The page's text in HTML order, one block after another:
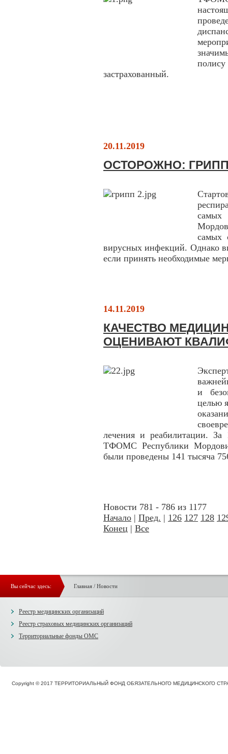
застрахованный.
20.11.2019
ОСТОРОЖНО:
самых
вирусных инфекций. Однако
если принять необходимые
14.11.2019
КАЧЕСТВО
ОЦЕНИВАЮТ
и
целью
лечения и реабилитации. За
ТФОМС Республики
были проведены 141 тысяча
Новости 781 - 786 из 1177
Начало | Пред. | 126 127 128
Конец | Все
Вы сейчас здесь: Главная/ Новости
Реестр медицинских организаций
Реестр страховых медицинских организаций
Территориальные фонды ОМС
Copyright © 2017 ТЕРРИТОРИАЛЬНЫЙ ФОНД ОБЯЗАТЕЛЬНОГО МЕДИЦИНСКОГО